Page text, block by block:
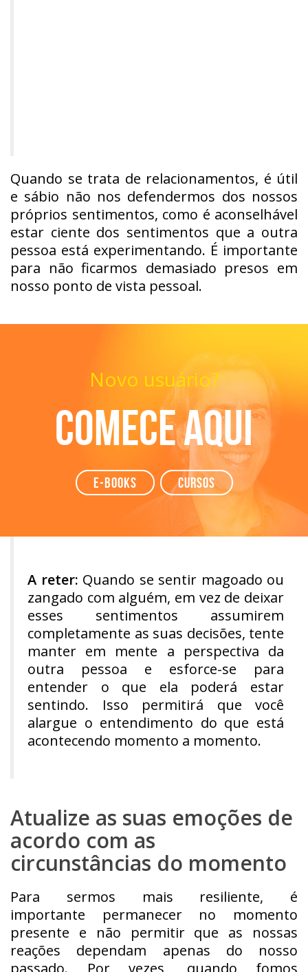
Quando se trata de relacionamentos, é útil
e sábio não nos defendermos dos nossos
próprios sentimentos, como é aconselhável
estar ciente dos sentimentos que a outra
pessoa está experimentando. É importante
para não ficarmos demasiado presos em
nosso ponto de vista pessoal.
Novo usuário?
Comece aqui
e-books Cursos
A reter: Quando se sentir magoado ou
zangado com alguém, em vez de deixar
esses sentimentos assumirem
completamente as suas decisões, tente
manter em mente a perspectiva da
outra pessoa e esforce-se para
entender o que ela poderá estar
sentindo. Isso permitirá que você
alargue o entendimento do que está
acontecendo momento a momento.
Atualize as suas emoções de
acordo com as
circunstâncias do momento
Para sermos mais resiliente, é
importante permanecer no momento
presente e não permitir que as nossas
reações dependam apenas do nosso
passado. Por vezes, quando fomos